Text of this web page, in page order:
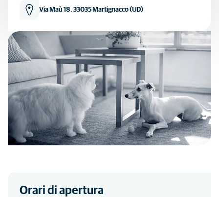
Via Maù 18, 33035 Martignacco (UD)
Orari di apertura